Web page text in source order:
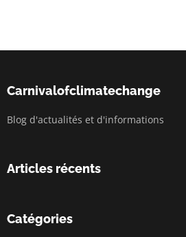
Carnivalofclimatechange
Blog d'actualités et d'informations
Articles récents
Catégories